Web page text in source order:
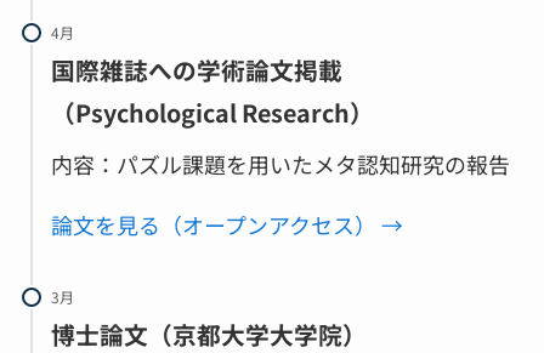
4月
国際雑誌への学術論文掲載
（Psychological Research）
内容：パズル課題を用いたメタ認知研究の報告
論文を見る（オープンアクセス） →
3月
博士論文（京都大学大学院）